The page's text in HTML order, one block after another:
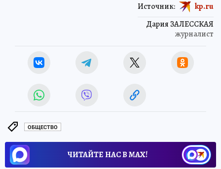
Дария ЗАЛЕССКАЯ
журналист
Источник: kp.ru
ОБЩЕСТВО
ЧИТАЙТЕ НАС В МАХ!